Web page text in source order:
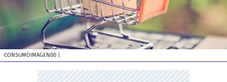
CONSUMOIMAGEN00